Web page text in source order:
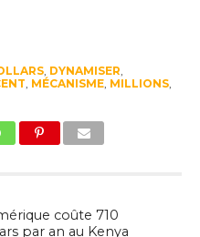
, DYNAMISER,
, MÉCANISME, MILLIONS,
coûte 710
par an au Kenya